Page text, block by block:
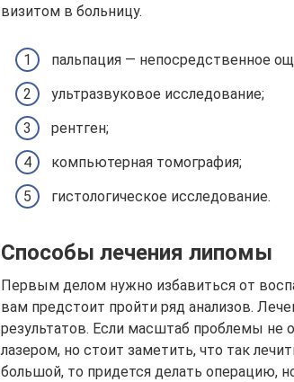
визитом в больницу.
пальпация — непосредственное
ультразвуковое исследование;
рентген;
компьютерная томография;
гистологическое исследование.
Способы лечения липомы
Первым делом нужно избавиться от
вам предстоит пройти ряд анализов.
результатов. Если масштаб проблемы не
лазером, но стоит заметить, что так
большой, то придется делать операцию,